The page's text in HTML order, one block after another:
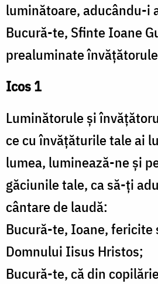
luminătoare, aducându-i
Bucură-te, Sfinte Ioane
prealuminate
Icos 1
Luminătorule și
ce cu învățăturile tale ai
lumea, luminează-ne și
găciunile tale, ca să-ți
cântare de laudă:
Bucură-te, Ioane, fericite
Domnului Iisus Hristos;
Bucură-te, că din